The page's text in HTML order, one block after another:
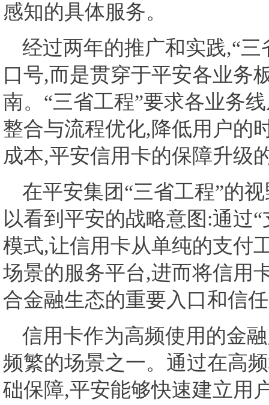
感知的具体服务。
经过两年的推广和实践,“
口号,而是贯穿于平安各业务
南。“三省工程”要求各业务
整合与流程优化,降低用户的
成本,平安信用卡的保障升级
在平安集团“三省工程”的
以看到平安的战略意图:通过
模式,让信用卡从单纯的支付
场景的服务平台,进而将信用
合金融生态的重要入口和信
信用卡作为高频使用的金
频繁的场景之一。通过在高
础保障,平安能够快速建立用